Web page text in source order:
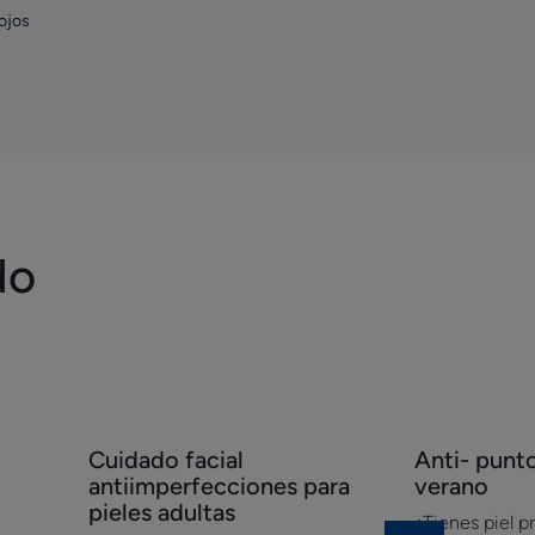
Cuidado
facial
Cuidado facial
antiimperfecciones para
pieles adultas
Anti-
puntos
Anti-
verano
¿Tienes piel